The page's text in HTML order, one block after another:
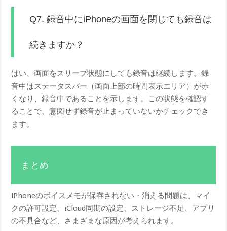
Q7. 録音中にiPhoneの画面を閉じても録音は
続きますか？
はい、画面をスリープ状態にしても録音は継続します。録
音中はステータスバー（画面上部の時間表示エリア）が赤
くなり、録音中であることを示します。この状態を確認す
ることで、意図せず録音が止まっていないかチェックでき
ます。
まとめ
iPhoneのボイスメモが保存されない・消える問題は、マイ
クの許可設定、iCloud同期の設定、ストレージ不足、アプリ
の不具合など、さまざまな原因が考えられます。